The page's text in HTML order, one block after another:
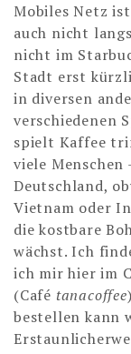
Mobiles Netz
auch nicht
nicht im
Stadt erst
in diversen
verschiedenen
spielt Kaffee
viele Menschen
Deutschland,
Vietnam oder
die kostbare
wächst. Ich
ich mir hier im
(Café tanacoffee
bestellen kann